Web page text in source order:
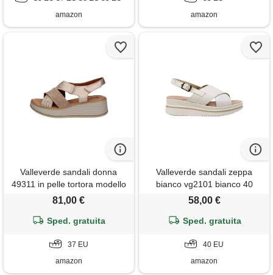
amazon
amazon
Valleverde sandali donna
49311 in pelle tortora modello
casual. Una calzatura comoda
Primavera-estate 2023. Eu 37
81,00 €
Sped. gratuita
37 EU
amazon
Valleverde sandali zeppa
bianco vg2101 bianco 40
58,00 €
Sped. gratuita
40 EU
amazon